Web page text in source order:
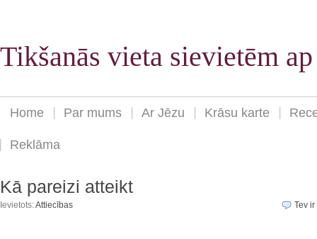
Tikšanās vieta sievietēm
Home Par mums Ar Jēzu Krāsu karte
Reklāma
Kā pareizi atteikt
Ievietots:Attiecības Tev ir